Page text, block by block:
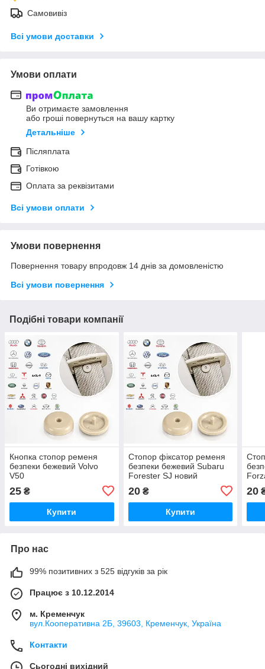
Самовивіз
Всі умови доставки
Умови оплати
Ви отримаєте замовлення
або гроші повернуться на вашу картку
Детальніше
Післяплата
Готівкою
Оплата за реквізитами
Всі умови оплати
Умови повернення
Повернення товару впродовж 14 днів за домовленістю
Всі умови повернення
Подібні товари компанії
Кнопка стопор ременя
безпеки бежевий Volvo
V50
25 ₴
Купити
Стопор фіксатор ременя
безпеки бежевий Subaru
Forester SJ новий
20₴
Купити
20
Про нас
99% позитивних з 525 відгуків за рік
Працює з 10.12.2014
м. Кременчук
вул.Кооперативна 2Б, 39603, Кременчук, Україна
Контакти
Сьогодні вихідний